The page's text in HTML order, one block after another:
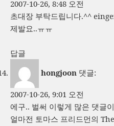
2007-10-26, 8:48 오전
초대장 부탁드립니다.^^
제발요..ㅠㅠ
답글
hongjoon 댓글:
2007-10-26, 9:01 오전
에구.. 벌써 이렇게 많은 댓글
얼마전 토마스 프리드먼의